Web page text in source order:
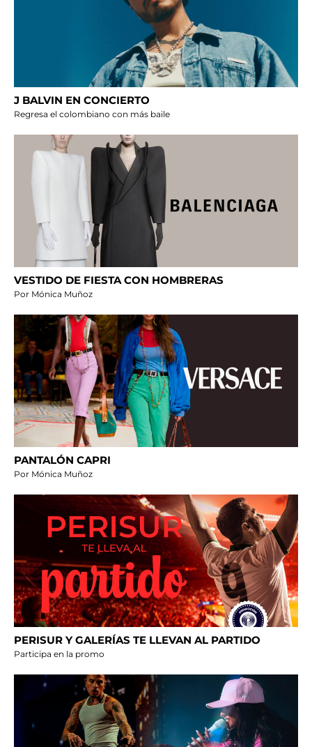
J BALVIN EN CONCIERTO
Regresa el colombiano con más baile
VESTIDO DE FIESTA CON HOMBRERAS
Por Mónica Muñoz
PANTALÓN CAPRI
Por Mónica Muñoz
PERISUR Y GALERÍAS TE LLEVAN AL PARTIDO
Participa en la promo